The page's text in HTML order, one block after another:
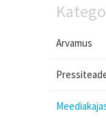
Arvamus